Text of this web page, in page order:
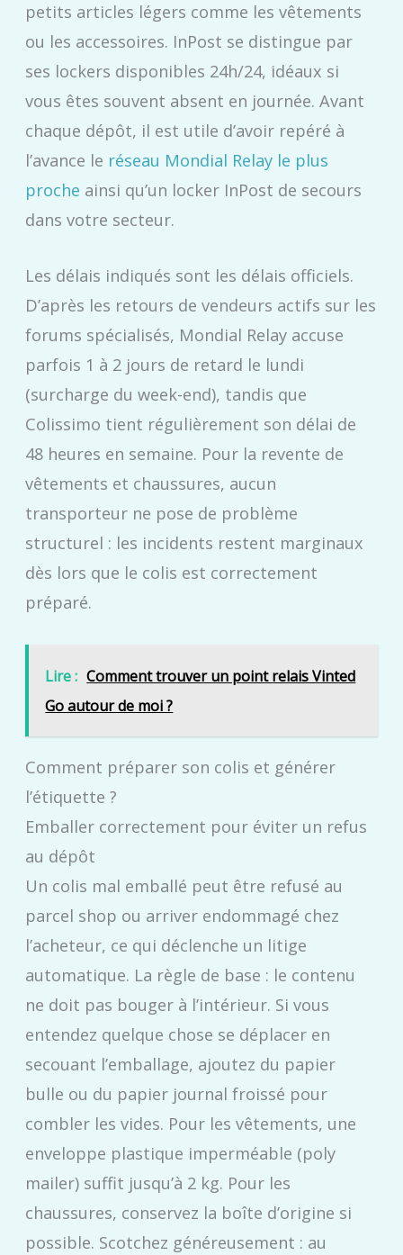
petits articles légers comme les vêtements
ou les accessoires. InPost se distingue par
ses lockers disponibles 24h/24, idéaux si
vous êtes souvent absent en journée. Avant
chaque dépôt, il est utile d’avoir repéré à
l’avance le réseau Mondial Relay le plus
proche ainsi qu’un locker InPost de secours
dans votre secteur.
Les délais indiqués sont les délais officiels.
D’après les retours de vendeurs actifs sur les
forums spécialisés, Mondial Relay accuse
parfois 1 à 2 jours de retard le lundi
(surcharge du week-end), tandis que
Colissimo tient régulièrement son délai de
48 heures en semaine. Pour la revente de
vêtements et chaussures, aucun
transporteur ne pose de problème
structurel : les incidents restent marginaux
dès lors que le colis est correctement
préparé.
Lire : Comment trouver un point relais Vinted
Go autour de moi ?
Comment préparer son colis et générer
l’étiquette ?
Emballer correctement pour éviter un refus
au dépôt
Un colis mal emballé peut être refusé au
parcel shop ou arriver endommagé chez
l’acheteur, ce qui déclenche un litige
automatique. La règle de base : le contenu
ne doit pas bouger à l’intérieur. Si vous
entendez quelque chose se déplacer en
secouant l’emballage, ajoutez du papier
bulle ou du papier journal froissé pour
combler les vides. Pour les vêtements, une
enveloppe plastique imperméable (poly
mailer) suffit jusqu’à 2 kg. Pour les
chaussures, conservez la boîte d’origine si
possible. Scotchez généreusement : au